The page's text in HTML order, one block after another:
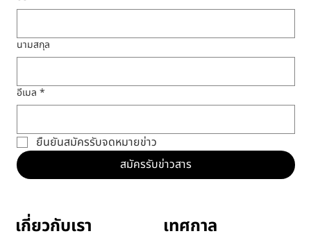
นามสกุล
อีเมล *
ยืนยันสมัครรับจดหมายข่าว
สมัครรับข่าวสาร
เกี่ยวกับเรา เทศกาล